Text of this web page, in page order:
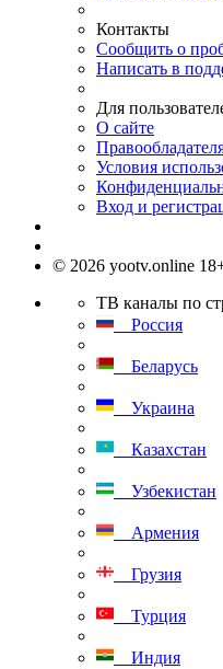
Контакты
Сообщить о
Написать в
Для
О сайте
Условия
Вход и
© 2026 yootv.online
ТВ каналы по
Россия
Беларусь
Украина
Казахстан
Узбекистан
Армения
Грузия
Турция
Индия